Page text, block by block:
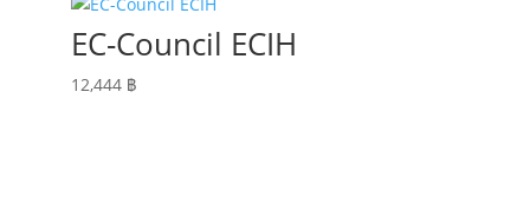
EC-Council ECIH
12,444 ฿